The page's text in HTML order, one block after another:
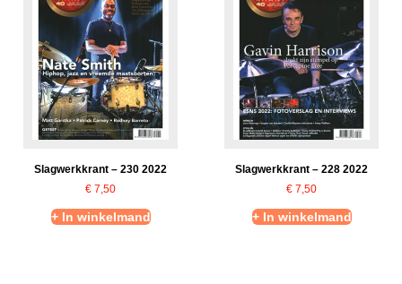
Slagwerkkrant – 230 2022
€ 7,50
+ In winkelmand
Slagwerkkrant – 228 2022
€ 7,50
+ In winkelmand